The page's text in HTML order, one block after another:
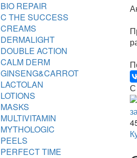
BIO REPAIR
C THE SUCCESS
CREAMS
DERMALIGHT
DOUBLE ACTION
CALM DERM
GINSENG&CARROT
LACTOLAN
LOTIONS
MASKS
MULTIVITAMIN
MYTHOLOGIC
PEELS
PERFECT TIME
С